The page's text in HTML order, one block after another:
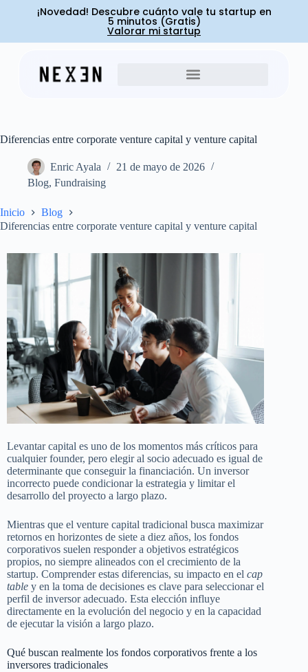
¡Novedad! Descubre cuánto vale tu startup en
5 minutos (Gratis)
Valorar mi startup
Diferencias entre corporate venture capital y venture capital
Enric Ayala
21 de mayo de 2026
Blog, Fundraising
Inicio
Blog
Diferencias entre corporate venture capital y venture capital
Levantar capital es uno de los momentos más críticos para
cualquier founder, pero elegir al socio adecuado es igual de
determinante que conseguir la financiación. Un inversor
incorrecto puede condicionar la estrategia y limitar el
desarrollo del proyecto a largo plazo.
Mientras que el venture capital tradicional busca maximizar
retornos en horizontes de siete a diez años, los fondos
corporativos suelen responder a objetivos estratégicos
propios, no siempre alineados con el crecimiento de la
startup. Comprender estas diferencias, su impacto en el cap
table y en la toma de decisiones es clave para seleccionar el
perfil de inversor adecuado. Esta elección influye
directamente en la evolución del negocio y en la capacidad
de ejecutar la visión a largo plazo.
Qué buscan realmente los fondos corporativos frente a los
inversores tradicionales